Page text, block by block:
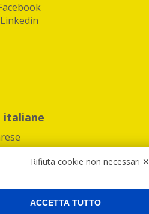
Linkedin
italiane
Rifiuta cookie non necessari ✕
ACCETTA TUTTO